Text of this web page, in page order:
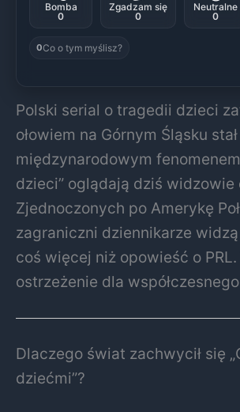
Bomba
0
Zgadzam się
0
Neutralne
0
0Co o tym myślisz?
Polski serial o tragedii dzieci
ołowiem na Górnym Śląsku
międzynarodowym
dzieci” oglądają dziś widzowie
Zjednoczonych po Amerykę
zagraniczni dziennikarze
coś więcej niż opowieść o
ostrzeżenie dla
Dlaczego świat zachwycił się
dziećmi”?